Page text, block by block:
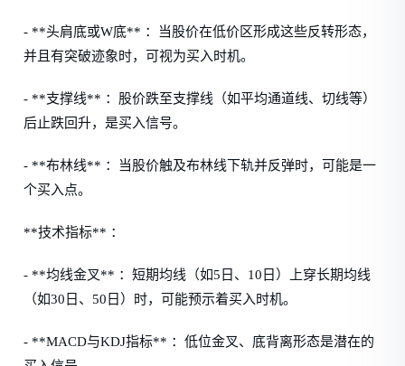
- **头肩底或W底** ：当股价在低价区形成这些反转形态，
并且有突破迹象时，可视为买入时机。
- **支撑线** ：股价跌至支撑线（如平均通道线、切线等）
后止跌回升，是买入信号。
- **布林线** ：当股价触及布林线下轨并反弹时，可能是一
个买入点。
**技术指标** ：
- **均线金叉** ：短期均线（如5日、10日）上穿长期均线
（如30日、50日）时，可能预示着买入时机。
- **MACD与KDJ指标** ：低位金叉、底背离形态是潜在的